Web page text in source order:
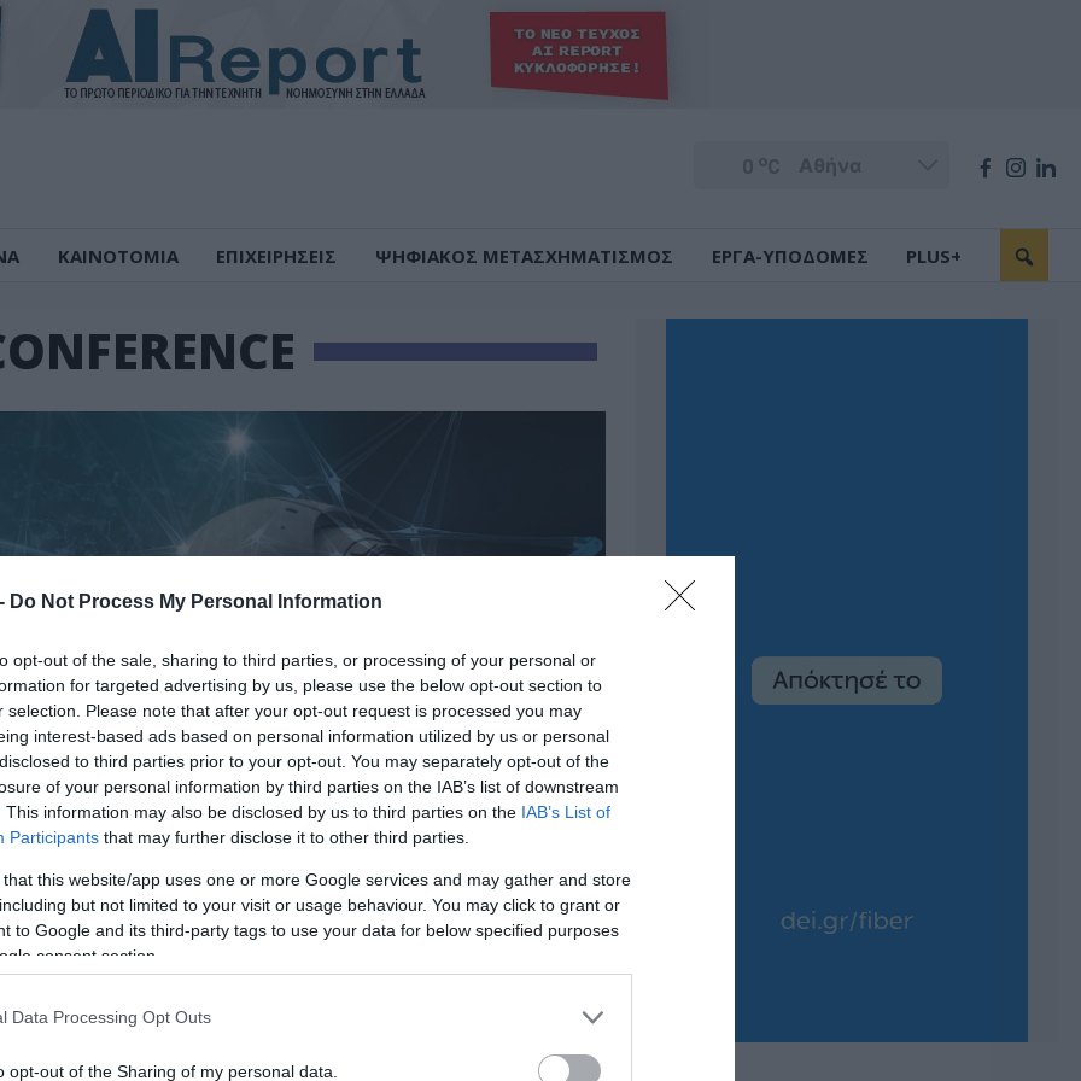
Do Not Process My Personal Information
opt-out of the sale, sharing to third parties, or processing of your personal or
for targeted advertising by us, please use the below opt-out section to
selection. Please note that after your opt-out request is processed you may
interest-based ads based on personal information utilized by us or personal
to third parties prior to your opt-out. You may separately opt-out of the
of your personal information by third parties on the IAB’s list of downstream
This information may also be disclosed by us to third parties on the IAB’s List of
Participants that may further disclose it to other third parties.
that this website/app uses one or more Google services and may gather and store
but not limited to your visit or usage behaviour. You may click to grant or
to Google and its third-party tags to use your data for below specified purposes
consent section.
Data Processing Opt Outs
opt-out of the Sharing of my personal data.
0 oC
ΚΑΙΝΟΤΟΜΙΑ ΕΠΙΧΕΙΡΗΣΕΙΣ ΨΗΦΙΑΚΟΣ ΜΕΤΑΣΧΗΜΑΤΙΣΜΟΣ ΕΡΓΑ-ΥΠΟΔΟΜΕΣ PLUS+